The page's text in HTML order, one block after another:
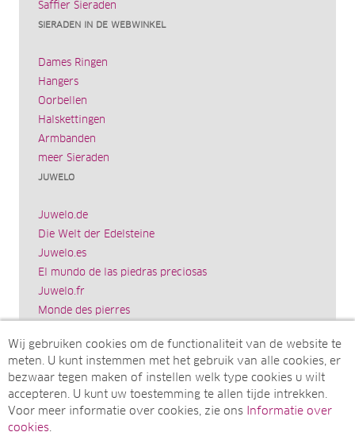
Saffier Sieraden
SIERADEN IN DE WEBWINKEL
Dames Ringen
Hangers
Oorbellen
Halskettingen
Armbanden
meer Sieraden
JUWELO
Juwelo.de
Die Welt der Edelsteine
Juwelo.es
El mundo de las piedras preciosas
Juwelo.fr
Monde des pierres
Il mondo delle gemme
Rocks & Co.
World of Gemstones
Ädelstenarnas Värld
Juwelo.com
Wij gebruiken cookies om de functionaliteit van de website te
meten. U kunt instemmen met het gebruik van alle cookies, er
bezwaar tegen maken of instellen welk type cookies u wilt
accepteren. U kunt uw toestemming te allen tijde intrekken.
Voor meer informatie over cookies, zie ons
Informatie over
cookies.